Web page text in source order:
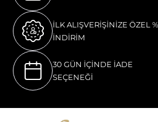
İLK ALIŞVERİŞİNİZE ÖZEL
İNDİRİM
30 GÜN İÇİNDE İADE
SEÇENEĞİ